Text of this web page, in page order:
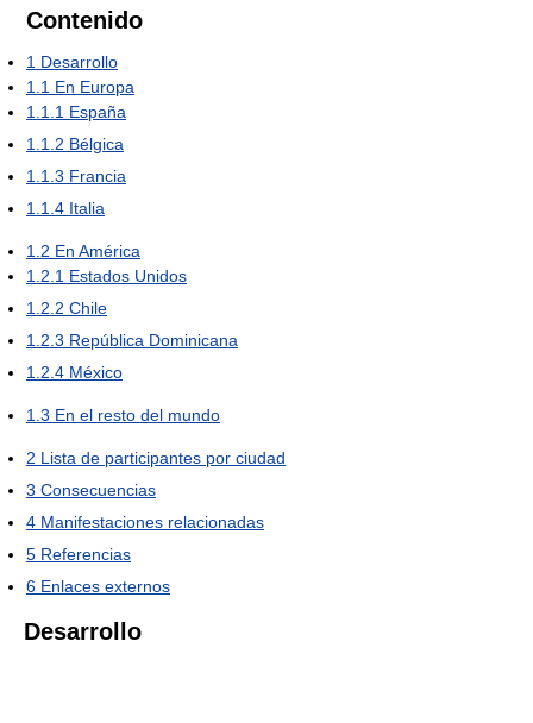
Contenido
1 Desarrollo
1.1 En Europa
1.1.1 España
1.1.2 Bélgica
1.1.3 Francia
1.1.4 Italia
1.2 En América
1.2.1 Estados Unidos
1.2.2 Chile
1.2.3 República Dominicana
1.2.4 México
1.3 En el resto del mundo
2 Lista de participantes por ciudad
3 Consecuencias
4 Manifestaciones relacionadas
5 Referencias
6 Enlaces externos
Desarrollo